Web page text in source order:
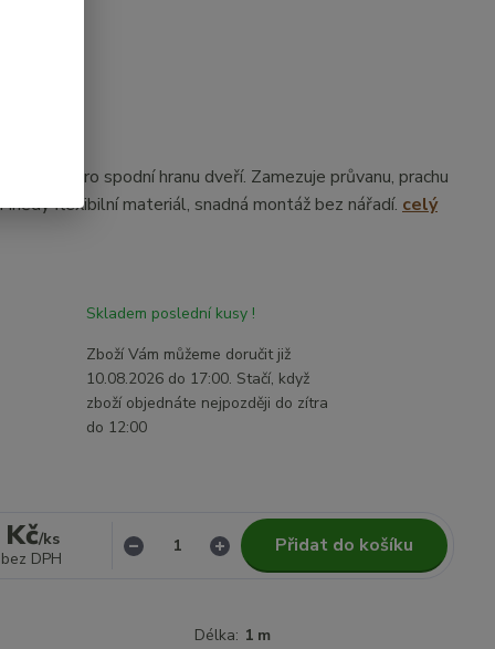
lišta pro spodní hranu dveří. Zamezuje průvanu, prachu
flexibilní materiál, snadná montáž bez nářadí. celý
Skladem poslední kusy !
Zboží Vám můžeme doručit již
10.08.2026 do 17:00. Stačí, když
zboží objednáte nejpozději do zítra
do 12:00
/ks
bez DPH
Přidat do košíku
Délka: 1 m